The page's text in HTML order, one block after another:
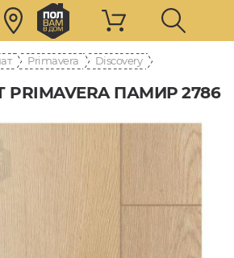
Primavera Discovery
ПАМИР 2786